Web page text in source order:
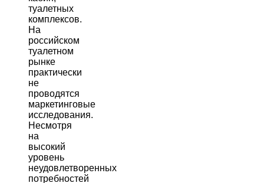
туалетных
комплексов.
На
российском
туалетном
рынке
практически
не
проводятся
маркетинговые
исследования.
Несмотря
на
высокий
уровень
неудовлетворенных
потребностей